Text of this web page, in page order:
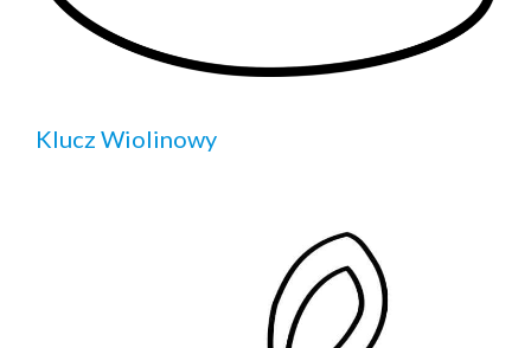
Klucz Wiolinowy